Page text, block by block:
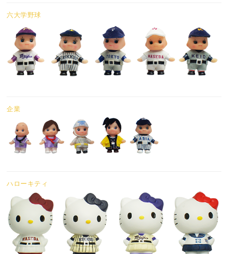
六大学野球
企業
ハローキティ